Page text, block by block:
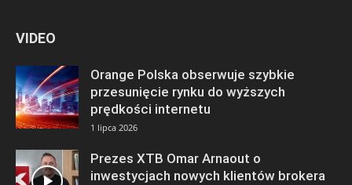
VIDEO
Orange Polska obserwuje szybkie
przesunięcie rynku do wyższych
prędkości internetu
1 lipca 2026
Prezes XTB Omar Arnaout o
inwestycjach nowych klientów brokera